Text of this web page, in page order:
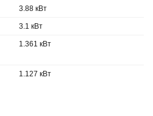
3.88 кВт
3.1 кВт
1.361 кВт
1.127 кВт